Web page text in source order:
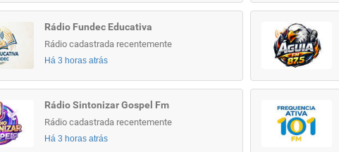
Rádio Fundec Educativa
Rádio cadastrada recentemente
Há 3 horas atrás
Rádio Sintonizar Gospel Fm
Rádio cadastrada recentemente
Há 3 horas atrás